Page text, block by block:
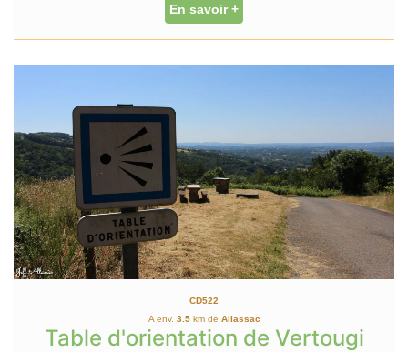
En savoir +
CD522
A env. 3.5km de Allassac
Table d'orientation de Vertougi